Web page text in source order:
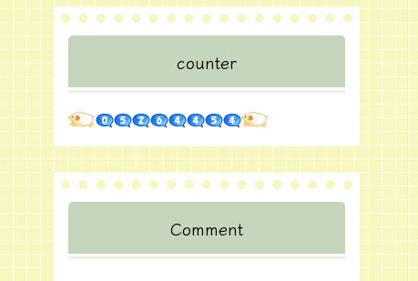
counter
Comment